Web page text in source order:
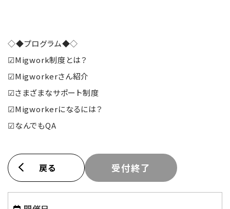
◇◆プログラム◆◇
☑Migwork制度とは？
☑Migworkerさん紹介
☑さまざまなサポート制度
☑Migworkerになるには？
☑なんでもQA
戻る 受付終了